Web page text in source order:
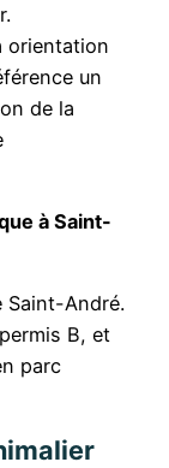
orientation
un
de la
à Saint-
Saint-André.
B, et
parc